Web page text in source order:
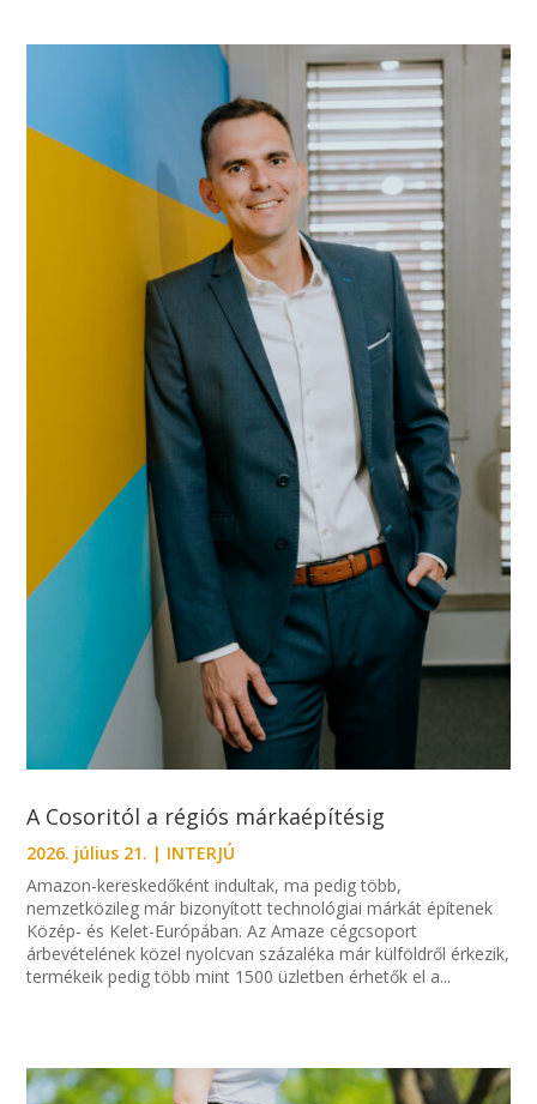
A Cosoritól a régiós márkaépítésig
2026. július 21. | INTERJÚ
Amazon-kereskedőként indultak, ma pedig több,
nemzetközileg már bizonyított technológiai márkát építenek
Közép- és Kelet-Európában. Az Amaze cégcsoport
árbevételének közel nyolcvan százaléka már külföldről érkezik,
termékeik pedig több mint 1500 üzletben érhetők el a...